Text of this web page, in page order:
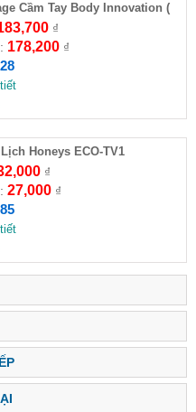
Cầm Tay Body Innovation (
₫
178,200₫
Honeys ECO-TV1
₫
27,000₫